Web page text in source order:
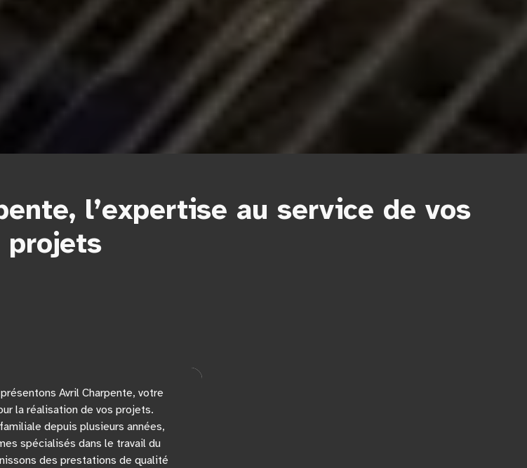
l’expertise au service de vos
projets
Avril Charpente, votre
la réalisation de vos projets.
depuis plusieurs années,
spécialisés dans le travail du
des prestations de qualité